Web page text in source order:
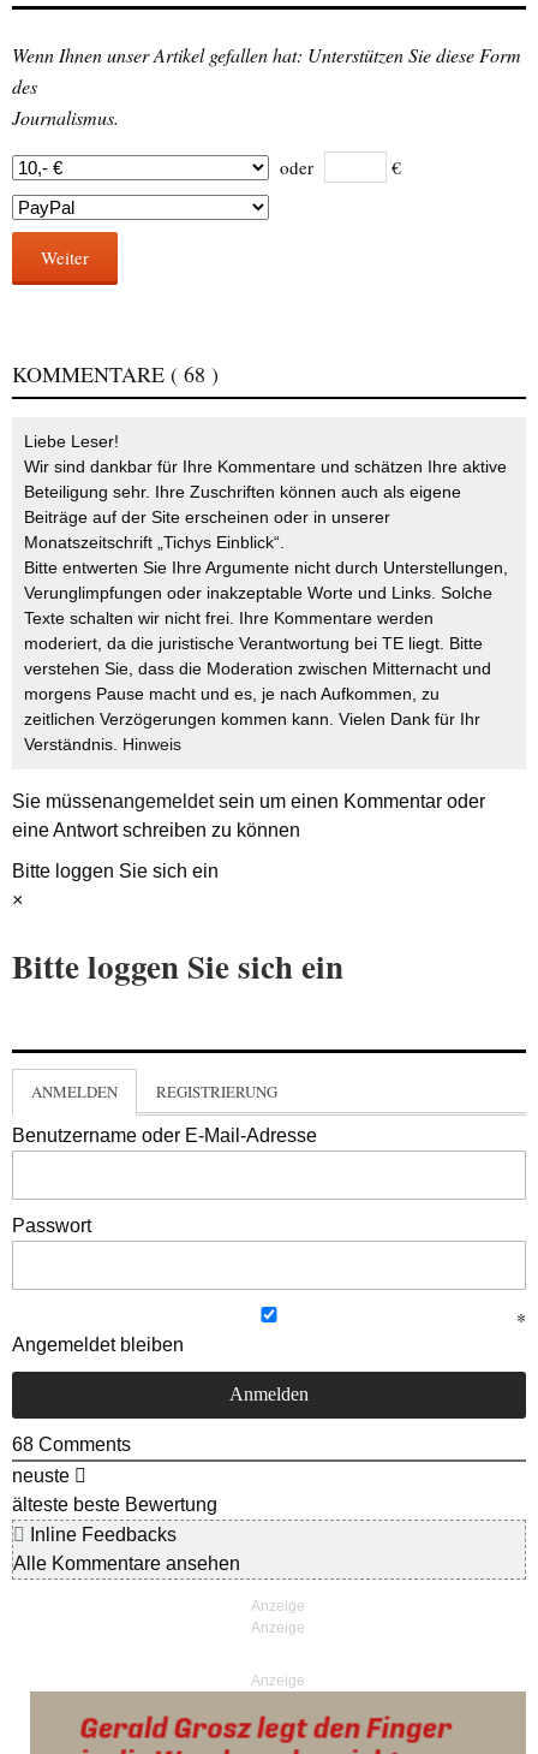
Wenn Ihnen unser Artikel gefallen hat: Unterstützen Sie diese Form
des
Journalismus.
oder €
Weiter
KOMMENTARE ( 68 )
Liebe Leser!
Wir sind dankbar für Ihre Kommentare und schätzen Ihre aktive
Beteiligung sehr. Ihre Zuschriften können auch als eigene
Beiträge auf der Site erscheinen oder in unserer
Monatszeitschrift „Tichys Einblick“.
Bitte entwerten Sie Ihre Argumente nicht durch Unterstellungen,
Verunglimpfungen oder inakzeptable Worte und Links. Solche
Texte schalten wir nicht frei. Ihre Kommentare werden
moderiert, da die juristische Verantwortung bei TE liegt. Bitte
verstehen Sie, dass die Moderation zwischen Mitternacht und
morgens Pause macht und es, je nach Aufkommen, zu
zeitlichen Verzögerungen kommen kann. Vielen Dank für Ihr
Verständnis. Hinweis
Sie müssenangemeldetsein um einen Kommentar oder
eine Antwort schreiben zu können
Bitte loggen Sie sich ein
×
Bitte loggen Sie sich ein
ANMELDEN REGISTRIERUNG
Benutzername oder E-Mail-Adresse
Passwort
Angemeldet bleiben
68 Comments
neuste
älteste beste Bewertung
Inline Feedbacks
Alle Kommentare ansehen
Anzeige